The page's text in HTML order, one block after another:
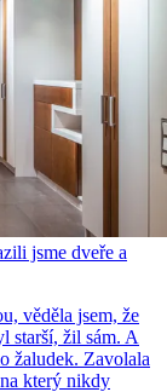
jsme dveře a
věděla jsem, že
starší, žil sám. A
žaludek. Zavolala
který nikdy